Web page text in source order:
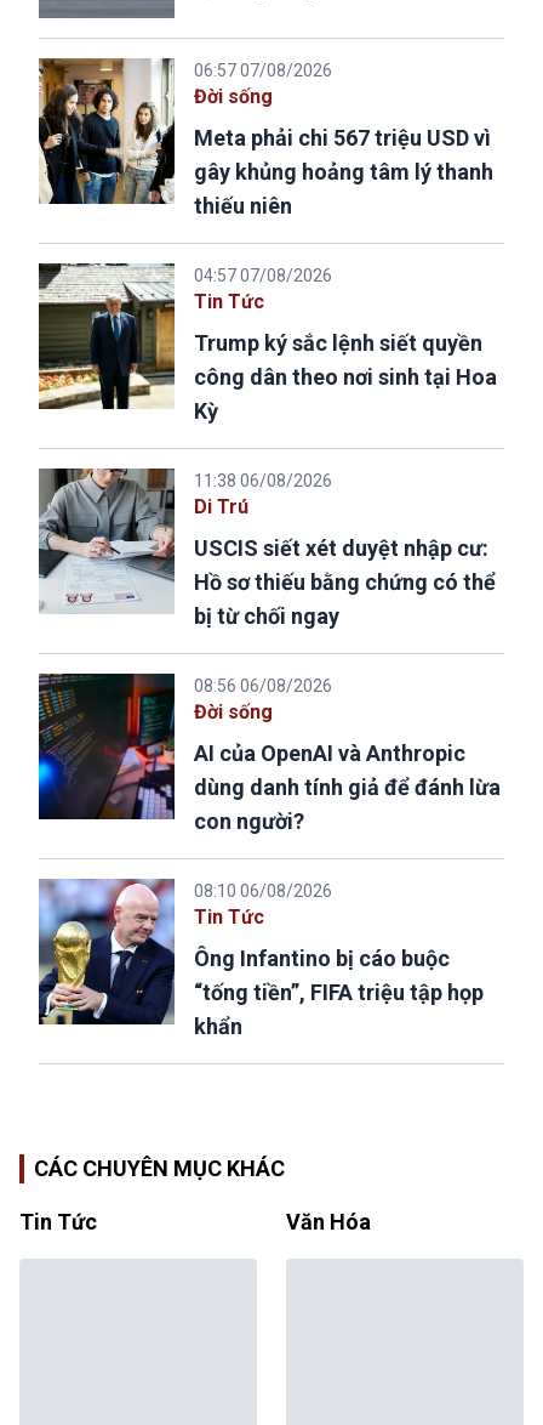
06:57 07/08/2026
Đời sống
Meta phải chi 567 triệu USD vì
gây khủng hoảng tâm lý thanh
thiếu niên
04:57 07/08/2026
Tin Tức
Trump ký sắc lệnh siết quyền
công dân theo nơi sinh tại Hoa
Kỳ
11:38 06/08/2026
Di Trú
USCIS siết xét duyệt nhập cư:
Hồ sơ thiếu bằng chứng có thể
bị từ chối ngay
08:56 06/08/2026
Đời sống
AI của OpenAI và Anthropic
dùng danh tính giả để đánh lừa
con người?
08:10 06/08/2026
Tin Tức
Ông Infantino bị cáo buộc
“tống tiền”, FIFA triệu tập họp
khẩn
CÁC CHUYÊN MỤC KHÁC
Tin Tức Văn Hóa